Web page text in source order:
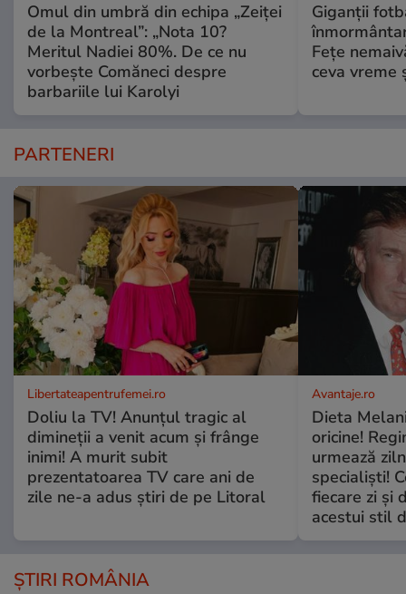
Omul din umbră din echipa „Zeiței
de la Montreal”: „Nota 10?
Meritul Nadiei 80%. De ce nu
vorbește Comăneci despre
barbariile lui Karolyi
Giganții
Fețe
ceva vreme
PARTENERI
Libertateapentrufemei.ro
Doliu la TV! Anunțul tragic al
dimineții a venit acum și frânge
inimi! A murit subit
prezentatoarea TV care ani de
zile ne-a adus știri de pe Litoral
Avantaje.ro
Dieta
oricine!
urmează
specialiști!
fiecare zi și
acestui stil
ȘTIRI ROMÂNIA